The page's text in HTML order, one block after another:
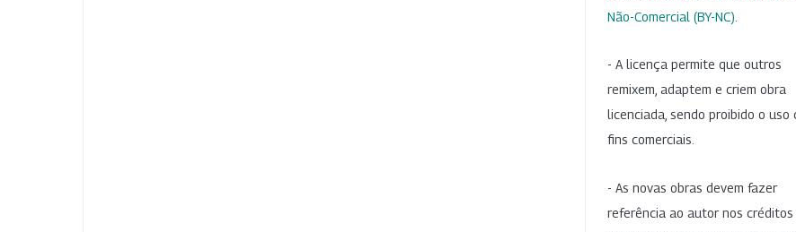
Não-Comercial (BY-NC)
- A licença permite que outros
remixem, adaptem e criem obra
licenciada, sendo proibido o uso
fins comerciais.
- As novas obras devem fazer
referência ao autor nos créditos